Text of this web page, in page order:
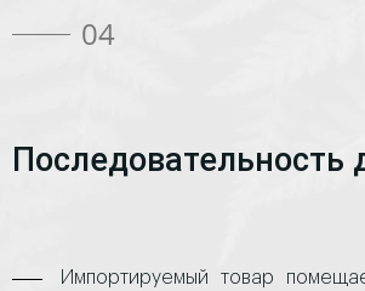
04
Последовательность
Импортируемый товар